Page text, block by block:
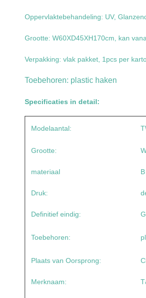
Oppervlaktebehandeling: UV,
Grootte: W60XD45XH170cm, kan
Verpakking: vlak pakket, 1pcs per
Toebehoren: plastic haken
Specificaties in detail:
Modelaantal:
Grootte:
materiaal
Druk:
Definitief eindig:
Toebehoren:
Plaats van Oorsprong:
Merknaam: